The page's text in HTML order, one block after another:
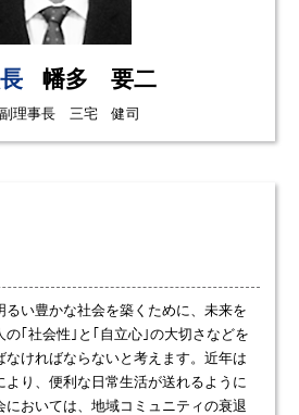
幡多 要二
理事長 三宅 健司
い豊かな社会を築くために、未来を
｢社会性｣と｢自立心｣の大切さなどを
なければならないと考えます。近年は
より、便利な日常生活が送れるように
においては、地域コミュニティの衰退